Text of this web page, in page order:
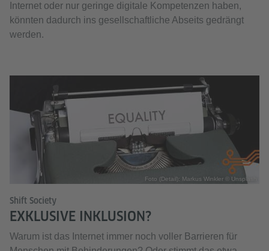
Internet oder nur geringe digitale Kompetenzen haben,
könnten dadurch ins gesellschaftliche Abseits gedrängt
werden.
Foto (Detail): Markus Winkler © Unsplash
Shift Society
EXKLUSIVE INKLUSION?
Warum ist das Internet immer noch voller Barrieren für